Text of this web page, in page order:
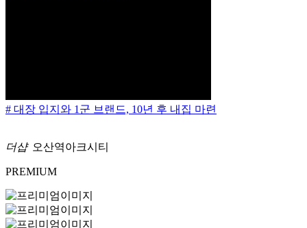
# 대장 입지와 1군 브랜드, 10년 후 내집 마련
더샵 오산역아크시티
PREMIUM